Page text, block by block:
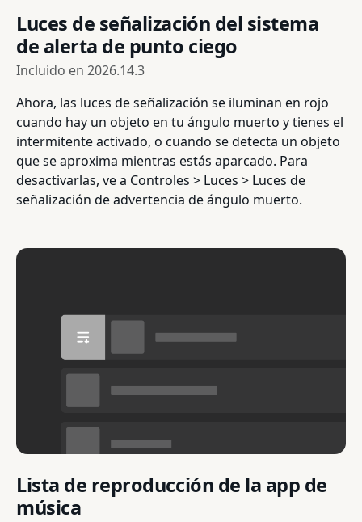
Luces de señalización del sistema
de alerta de punto ciego
Incluido en 2026.14.3
Ahora, las luces de señalización se iluminan en rojo
cuando hay un objeto en tu ángulo muerto y tienes el
intermitente activado, o cuando se detecta un objeto
que se aproxima mientras estás aparcado. Para
desactivarlas, ve a Controles > Luces > Luces de
señalización de advertencia de ángulo muerto.
Lista de reproducción de la app de
música